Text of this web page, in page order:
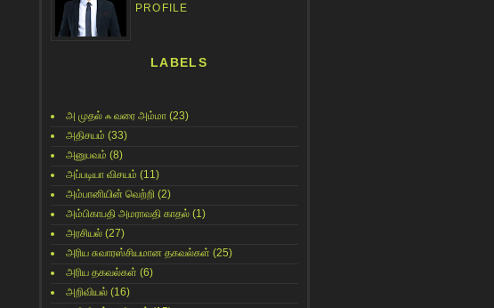
PROFILE
LABELS
அ முதல் ஃ வரை அம்மா (23)
அதிசயம் (33)
அனுபவம் (8)
அப்படியா விசயம் (11)
அம்பானியின் வெற்றி (2)
அம்பிகாபதி அமராவதி காதல் (1)
அரசியல் (27)
அரிய சுவாரஸ்சியமான தகவல்கள் (25)
அரிய தகவல்கள் (6)
அறிவியல் (16)